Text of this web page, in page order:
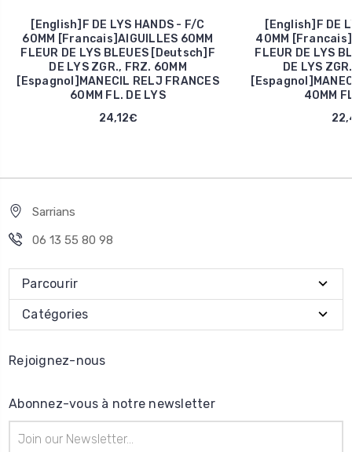
[English]F DE LYS HANDS - F/C
60MM [Francais]AIGUILLES 60MM
FLEUR DE LYS BLEUES [Deutsch]F
DE LYS ZGR., FRZ. 60MM
[Espagnol]MANECIL RELJ FRANCES
60MM FL. DE LYS
24,12€
[English]F DE
40MM
FLEUR DE LYS
DE LYS
40MM
Sarrians
06 13 55 80 98
Parcourir
Catégories
Rejoignez-nous
Abonnez-vous à notre newsletter
e-